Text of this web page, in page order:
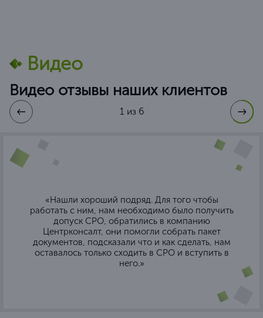
Видео
Видео отзывы наших клиентов
1 из 6
«Нашли хороший подряд. Для того чтобы
работать с ним, нам необходимо было получить
допуск СРО, обратились в компанию
Центрконсалт, они помогли собрать пакет
документов, подсказали что и как сделать, нам
оставалось только сходить в СРО и вступить в
него.»